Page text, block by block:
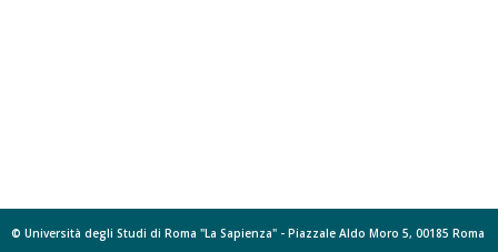
© Università degli Studi di Roma "La Sapienza" - Piazzale Aldo Moro 5, 00185 Roma